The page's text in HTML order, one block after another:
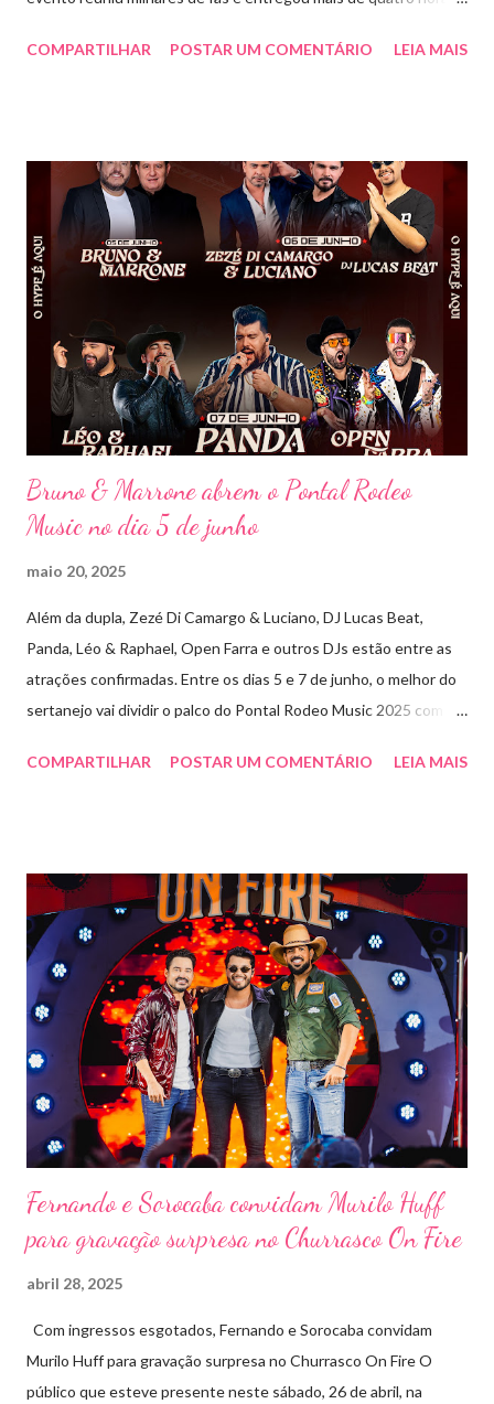
de hits, Bruninho & Davi incendiaram o palco e contaram com
única, com o público cantando junto do início ao fim. Criado em
2018, o projeto Violada BeD se tornou uma verdadeira marca
registrada da carreira da dupla, oferecendo ao público um show
imersivo, com horas de duração, que mistura grandes clássicos
do sertanejo com homenagens a outros gêneros. No palco,
Bruninho & Davi transitam com naturalidade entre os seus hits e
releituras de artistas como Sandy & Junior, CPM 22 e
Detonautas, cria...
COMPARTILHAR POSTAR UM COMENTÁRIO LEIA MAIS
Bruno & Marrone abrem o Pontal Rodeo
Music no dia 5 de junho
maio 20, 2025
Além da dupla, Zezé Di Camargo & Luciano, DJ Lucas Beat,
Panda, Léo & Raphael, Open Farra e outros DJs estão entre as
atrações confirmadas. Entre os dias 5 e 7 de junho, o melhor do
sertanejo vai dividir o palco do Pontal Rodeo Music 2025 com o
outras atrações. Esta edição da festa, que ocupa lugar de
requisitados pelos organizadores de eventos em todo o país.
Pela segunda vez, a organização do evento está a cargo da
Marini Eventos — empresa com ampla experiência na promoção
de grandes festivais pelo Brasil, como a retomada da FAPIL
(Feira Agropecuária e Industrial de Leme) no ano passado. O
Pontal Rodeo Music reforça mais uma vez seu compromisso
social: os ingressos poderão ser trocados por 1 kg de alimento
não perecível. Toda a arr...
COMPARTILHAR POSTAR UM COMENTÁRIO LEIA MAIS
Fernando e Sorocaba convidam Murilo Huff
para gravação surpresa no Churrasco On Fire
abril 28, 2025
Com ingressos esgotados, Fernando e Sorocaba convidam
Murilo Huff para gravação surpresa no Churrasco On Fire O
público que esteve presente neste sábado, 26 de abril, na